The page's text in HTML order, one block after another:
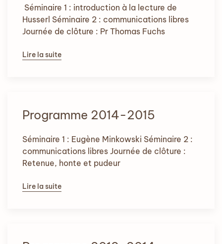
Séminaire 1 : introduction à la lecture de
Husserl Séminaire 2 : communications libres
Journée de clôture : Pr Thomas Fuchs
Lire la suite
Programme 2014-2015
Séminaire 1 : Eugène Minkowski Séminaire 2 :
communications libres Journée de clôture :
Retenue, honte et pudeur
Lire la suite